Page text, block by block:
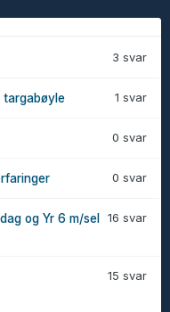
3 svar
1 svar
targabøyle
0 svar
0 svar
16 svar
og Yr 6 m/sel
15 svar